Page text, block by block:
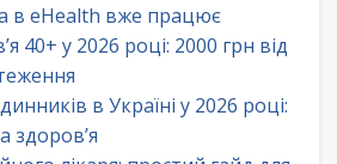
в eHealth вже працює
40+ у 2026 році: 2000 грн від
в Україні у 2026 році:
здоров’я